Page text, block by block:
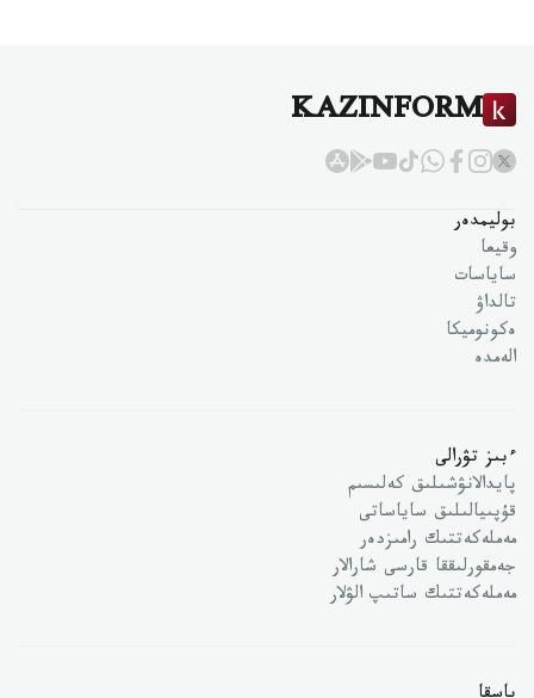
KAZINFORM
بوليمدەر
وقيعا
ساياسات
تالداۋ
ەكونوميكا
الەمدە
ءبىز تۋرالى
پايدالانۋشىلىق كەلىسىم
قۇپىيالىلىق ساياساتى
مەملەكەتتىك رامىزدەر
جەمقورلىققا قارسى شارالار
مەملەكەتتىك ساتىپ الۋلار